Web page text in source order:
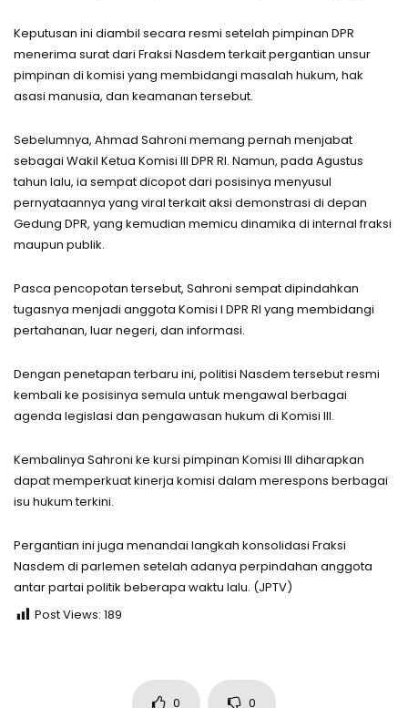
Keputusan ini diambil secara resmi setelah pimpinan DPR
menerima surat dari Fraksi Nasdem terkait pergantian unsur
pimpinan di komisi yang membidangi masalah hukum, hak
asasi manusia, dan keamanan tersebut.
Sebelumnya, Ahmad Sahroni memang pernah menjabat
sebagai Wakil Ketua Komisi III DPR RI. Namun, pada Agustus
tahun lalu, ia sempat dicopot dari posisinya menyusul
pernyataannya yang viral terkait aksi demonstrasi di depan
Gedung DPR, yang kemudian memicu dinamika di internal fraksi
maupun publik.
Pasca pencopotan tersebut, Sahroni sempat dipindahkan
tugasnya menjadi anggota Komisi I DPR RI yang membidangi
pertahanan, luar negeri, dan informasi.
Dengan penetapan terbaru ini, politisi Nasdem tersebut resmi
kembali ke posisinya semula untuk mengawal berbagai
agenda legislasi dan pengawasan hukum di Komisi III.
Kembalinya Sahroni ke kursi pimpinan Komisi III diharapkan
dapat memperkuat kinerja komisi dalam merespons berbagai
isu hukum terkini.
Pergantian ini juga menandai langkah konsolidasi Fraksi
Nasdem di parlemen setelah adanya perpindahan anggota
antar partai politik beberapa waktu lalu. (JPTV)
Post Views: 189
0 0